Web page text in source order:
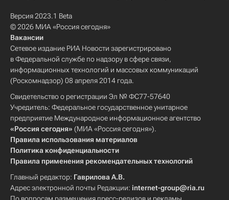
Версия 2023.1 Beta
© 2026 МИА «Россия сегодня»
Вакансии
Сетевое издание РИА Новости зарегистрировано
в Федеральной службе по надзору в сфере связи,
информационных технологий и массовых коммуникаций
(Роскомнадзор) 08 апреля 2014 года.
Свидетельство о регистрации Эл № ФС77-57640
Учредитель: Федеральное государственное унитарное
предприятие Международное информационное агентство
«Россия сегодня» (МИА «Россия сегодня»).
Правила использования материалов
Политика конфиденциальности
Правила применения рекомендательных технологий
Главный редактор: Гаврилова А.В.
Адрес электронной почты Редакции: internet-group@ria.ru